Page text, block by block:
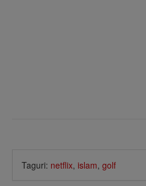
Taguri: netflix, islam, golf